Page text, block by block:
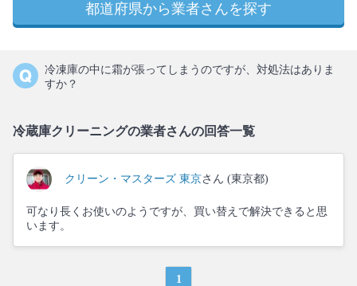
都道府県から業者さんを探す
冷凍庫の中に霜が張ってしまうのですが、対処法はありま
すか？
冷蔵庫クリーニングの業者さんの回答一覧
クリーン・マスターズ 東京さん (東京都)
可なり長くお使いのようですが、買い替えで解決できると思
います。
1